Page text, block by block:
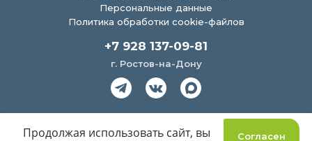
Персональные данные
Политика обработки cookie-файлов
+7 928 137-09-81
г. Ростов-на-Дону
Согласен
Продолжая использовать сайт, вы